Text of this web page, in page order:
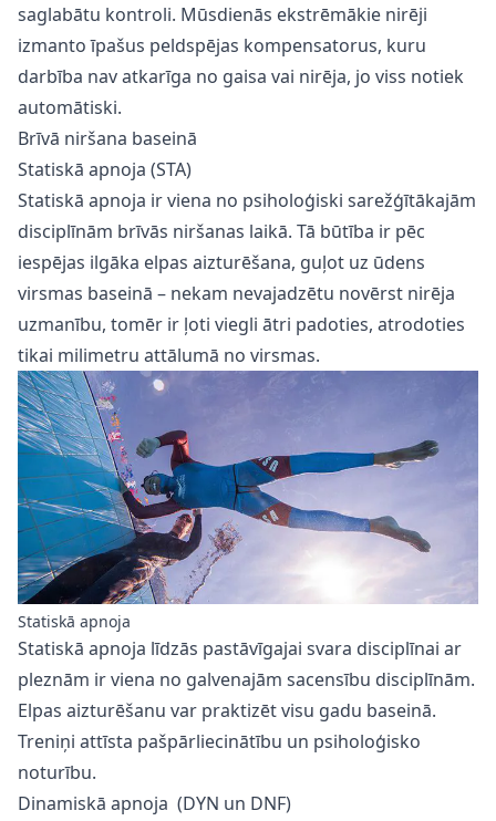
saglabātu kontroli. Mūsdienās ekstrēmākie nirēji
izmanto īpašus peldspējas kompensatorus, kuru
darbība nav atkarīga no gaisa vai nirēja, jo viss notiek
automātiski.
Brīvā niršana baseinā
Statiskā apnoja (STA)
Statiskā apnoja ir viena no psiholoģiski sarežģītākajām
disciplīnām brīvās niršanas laikā. Tā būtība ir pēc
iespējas ilgāka elpas aizturēšana, guļot uz ūdens
virsmas baseinā – nekam nevajadzētu novērst nirēja
uzmanību, tomēr ir ļoti viegli ātri padoties, atrodoties
tikai milimetru attālumā no virsmas.
Statiskā apnoja
Statiskā apnoja līdzās pastāvīgajai svara disciplīnai ar
pleznām ir viena no galvenajām sacensību disciplīnām.
Elpas aizturēšanu var praktizēt visu gadu baseinā.
Treniņi attīsta pašpārliecinātību un psiholoģisko
noturību.
Dinamiskā apnoja (DYN un DNF)